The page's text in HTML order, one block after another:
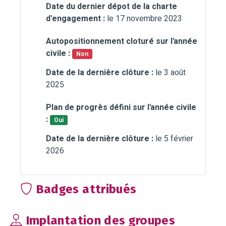
Date du dernier dépot de la charte
d'engagement : le 17 novembre 2023
Autopositionnement cloturé sur l'année
civile :
Non
Date de la dernière clôture : le 3 août
2025
Plan de progrès défini sur l'année civile
:
Oui
Date de la dernière clôture : le 5 février
2026
Badges attribués
Implantation des groupes